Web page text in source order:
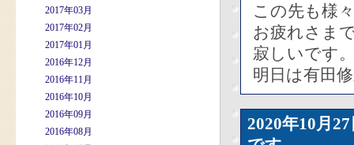
2017年03月
2017年02月
2017年01月
2016年12月
2016年11月
2016年10月
2016年09月
2016年08月
この先も様
お疲れさま
寂しいです
明日は有田
2020年10